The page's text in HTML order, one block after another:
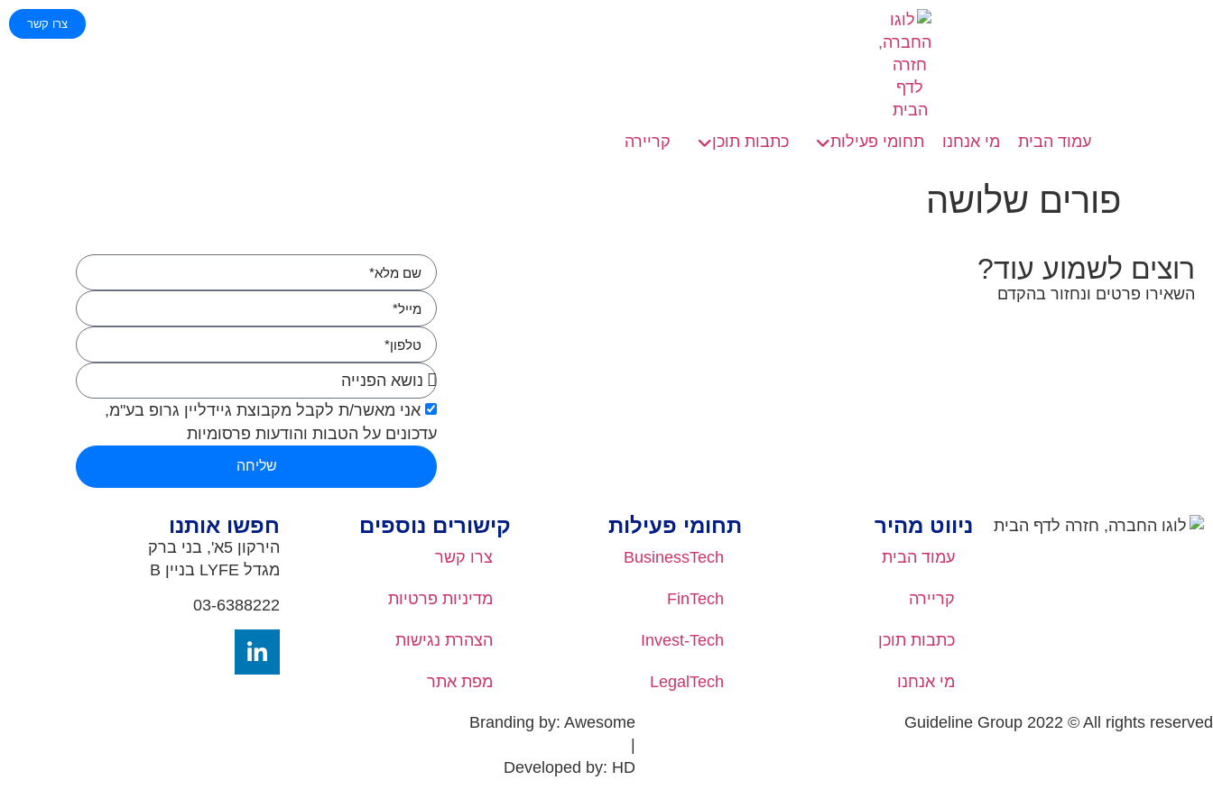
עמוד הבית מי אנחנו תחומי פעילות כתבות תוכן קריירה
צרו קשר
פורים שלושה
רוצים לשמוע עוד?
השאירו פרטים ונחזור בהקדם
אני מאשר/ת לקבל מקבוצת גיידליין גרופ בע"מ,
עדכונים על הטבות והודעות פרסומיות
שליחה
ניווט מהיר
עמוד הבית
קריירה
כתבות תוכן
מי אנחנו
תחומי פעילות
BusinessTech
FinTech
Invest-Tech
LegalTech
קישורים נוספים
צרו קשר
מדיניות פרטיות
הצהרת נגישות
מפת אתר
חפשו אותנו
הירקון 5א', בני ברק
מגדל LYFE
בניין B
03-6388222
Guideline Group 2022 © All rights reserved
Branding by: Awesome
|
Developed by: HD